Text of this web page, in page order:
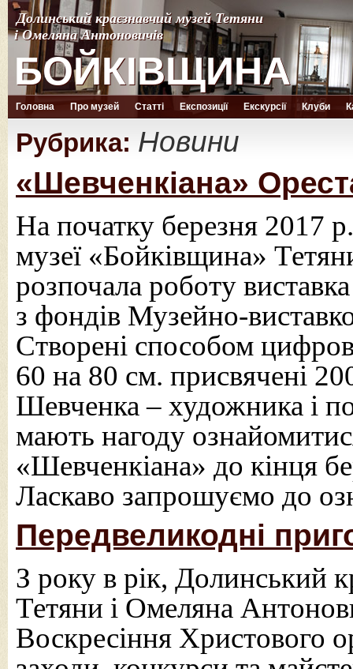
Долинський краєзнавчий музей Тетяни
і Омеляна Антоновичів
БОЙКІВЩИНА
Долинський краєзнавчий музей Тетяни
і Омеляна Антоновичів
БОЙКІВЩИНА
Головна Про музей Статті Експозиції Екскурсії Клуби
Рубрика: Новини
«Шевченкіана»
На початку березня 2017
музеї «Бойківщина»
розпочала роботу
з фондів Музейно-
Створені способом
60 на 80 см. присвячені
Шевченка – художника і
мають нагоду
«Шевченкіана» до кінця
Ласкаво запрошуємо до
Передвеликодні
З року в рік, Долинський
Тетяни і Омеляна
Воскресіння Христового